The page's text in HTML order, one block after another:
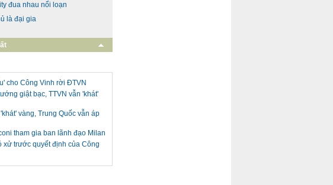
đua nhau nổi loạn
là đại gia
cho Công Vinh rời ĐTVN
giật bạc, TTVN vẫn 'khát'
vàng, Trung Quốc vẫn áp
tham gia ban lãnh đạo Milan
xử trước quyết định của Công